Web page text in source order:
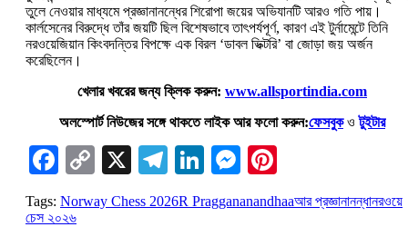
তুলে নেওয়ার মাধ্যমে প্রজ্ঞানানন্ধের শিরোপা জয়ের অভিযানটি আরও গতি পায়।
কার্লসেনের বিরুদ্ধে তাঁর জয়টি ছিল বিশেষভাবে তাৎপর্যপূর্ণ, কারণ এই টুর্নামেন্টে তিনি
নরওয়েজিয়ান কিংবদন্তির বিপক্ষে এক বিরল ‘ডাবল ভিক্টরি’ বা জোড়া জয় অর্জন
করেছিলেন।
খেলার খবরের জন্য ক্লিক করুন: www.allsportindia.com
অলস্পোর্ট নিউজের সঙ্গে থাকতে লাইক আর ফলো করুন:ফেসবুকওটুইটার
Facebook
Copy
Link
X Telegram
LinkedIn
Messenger
Tags: Norway Chess 2026R Praggananandhaaআর প্রজ্ঞানানন্ধানরওয়ে
চেস ২০২৬